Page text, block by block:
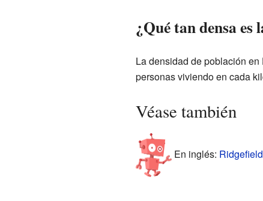
¿Qué tan densa es
La densidad de población
personas viviendo en cada
Véase también
En inglés: